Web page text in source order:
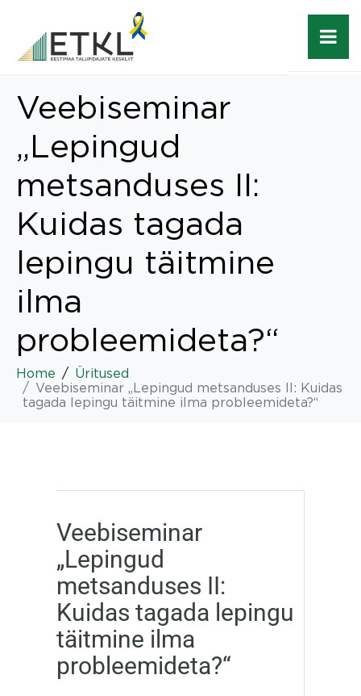
Veebiseminar
„Lepingud
metsanduses II:
Kuidas tagada
lepingu täitmine
ilma
probleemideta?“
Home
Üritused
Veebiseminar „Lepingud metsanduses II: Kuidas
tagada lepingu täitmine ilma probleemideta?“
Veebiseminar
„Lepingud
metsanduses II:
Kuidas tagada lepingu
täitmine ilma
probleemideta?“